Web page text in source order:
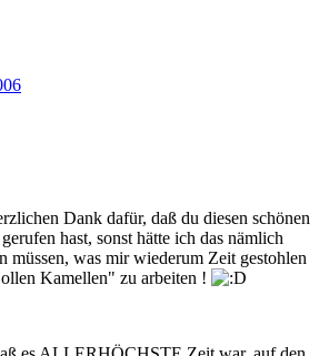
Dank dafür, daß du diesen schönen
hast, sonst hätte ich das nämlich
müssen, was mir wiederum Zeit gestohlen
Kamellen" zu arbeiten !